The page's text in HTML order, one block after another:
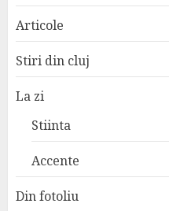
Articole
Stiri din cluj
La zi
Stiinta
Accente
Din fotoliu